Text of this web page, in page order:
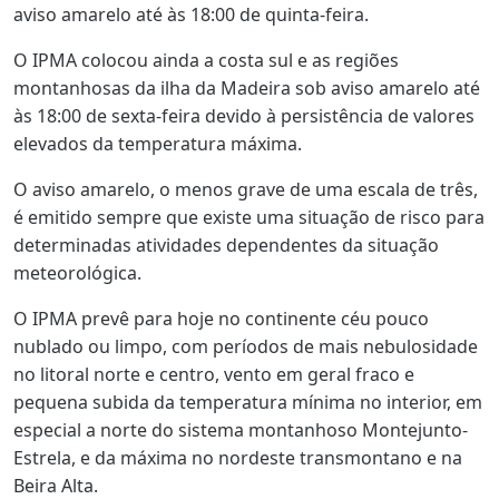
aviso amarelo até às 18:00 de quinta-feira.
O IPMA colocou ainda a costa sul e as regiões
montanhosas da ilha da Madeira sob aviso amarelo até
às 18:00 de sexta-feira devido à persistência de valores
elevados da temperatura máxima.
O aviso amarelo, o menos grave de uma escala de três,
é emitido sempre que existe uma situação de risco para
determinadas atividades dependentes da situação
meteorológica.
O IPMA prevê para hoje no continente céu pouco
nublado ou limpo, com períodos de mais nebulosidade
no litoral norte e centro, vento em geral fraco e
pequena subida da temperatura mínima no interior, em
especial a norte do sistema montanhoso Montejunto-
Estrela, e da máxima no nordeste transmontano e na
Beira Alta.